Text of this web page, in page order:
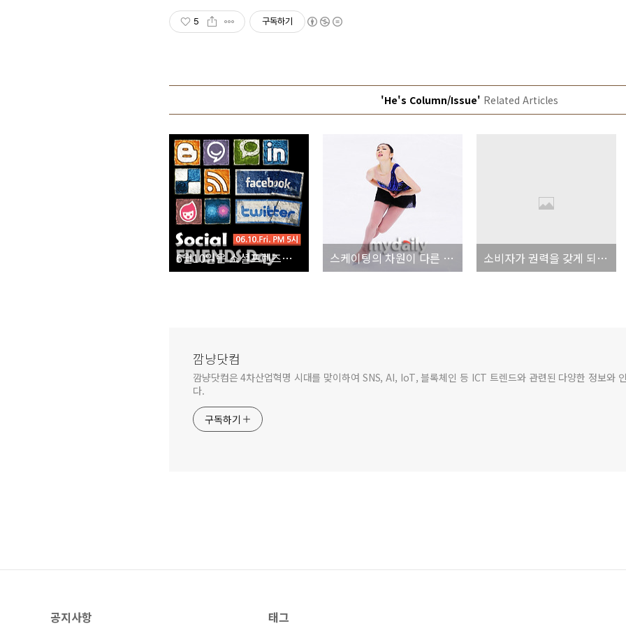
5 구독하기
'He's Column/Issue' Related Articles
6월10일은 소셜프렌즈데이! 역사에 남을 소셜친구들의 오프라인 기습 번개 스케이팅의 차원이 다른 김연아! 그녀가 최고일 수밖에 없는 이유다! 소비자가 권력을 갖게 되면서 발생하는 문제점은 결국 권력남용!
깜냥닷컴
깜냥닷컴은 4차산업혁명 시대를 맞이하여 SNS, AI, IoT, 블록체인 등 ICT 트렌드와 관련된 다양한 정보와
다.
구독하기
공지사항 태그